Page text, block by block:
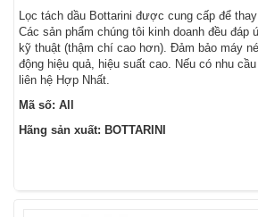
Lọc tách dầu Bottarini được cung cấp để
Các sản phẩm chúng tôi kinh doanh đều đáp
kỹ thuật (thậm chí cao hơn). Đảm bảo máy
động hiệu quả, hiệu suất cao. Nếu có nhu
liên hệ Hợp Nhất.
Mã số: All
Hãng sản xuất: BOTTARINI